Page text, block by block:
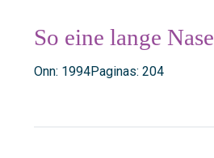
So eine lange Nase
Onn: 1994Paginas: 204